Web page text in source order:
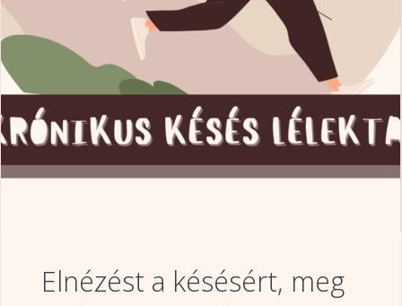
Elnézést a késésért, meg